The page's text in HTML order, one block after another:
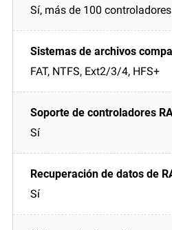
Sí, más de 100 controladores
FAT, NTFS, Ext2/3/4, HFS+
Sí
Sí